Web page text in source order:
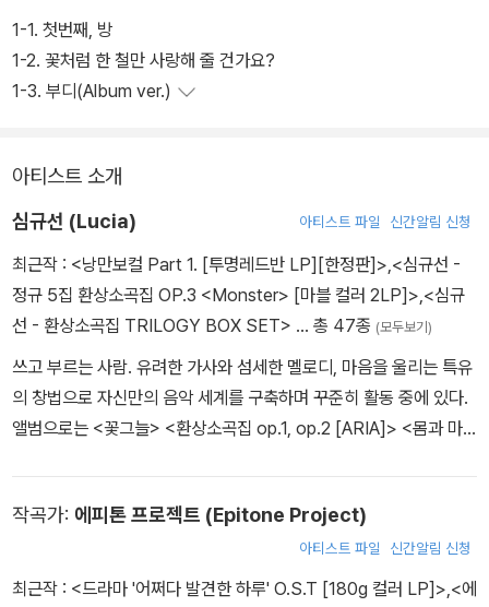
1-1. 첫번째, 방
1-2. 꽃처럼 한 철만 사랑해 줄 건가요?
1-3. 부디(Album ver.)
아티스트 소개
심규선 (Lucia) 아티스트 파일 신간알림 신청
최근작 : <낭만보컬 Part 1. [투명레드반 LP][한정판]>,<심규선 -
정규 5집 환상소곡집 OP.3 <Monster> [마블 컬러 2LP]>,<심규
선 - 환상소곡집 TRILOGY BOX SET> … 총 47종 (모두보기)
쓰고 부르는 사람. 유려한 가사와 섬세한 멜로디, 마음을 울리는 특유
의 창법으로 자신만의 음악 세계를 구축하며 꾸준히 활동 중에 있다.
앨범으로는 <꽃그늘> <환상소곡집 op.1, op.2 [ARIA]> <몸과 마
작곡가: 에피톤 프로젝트 (Epitone Project)
아티스트 파일 신간알림 신청
최근작 : <드라마 '어쩌다 발견한 하루' O.S.T [180g 컬러 LP]>,<에